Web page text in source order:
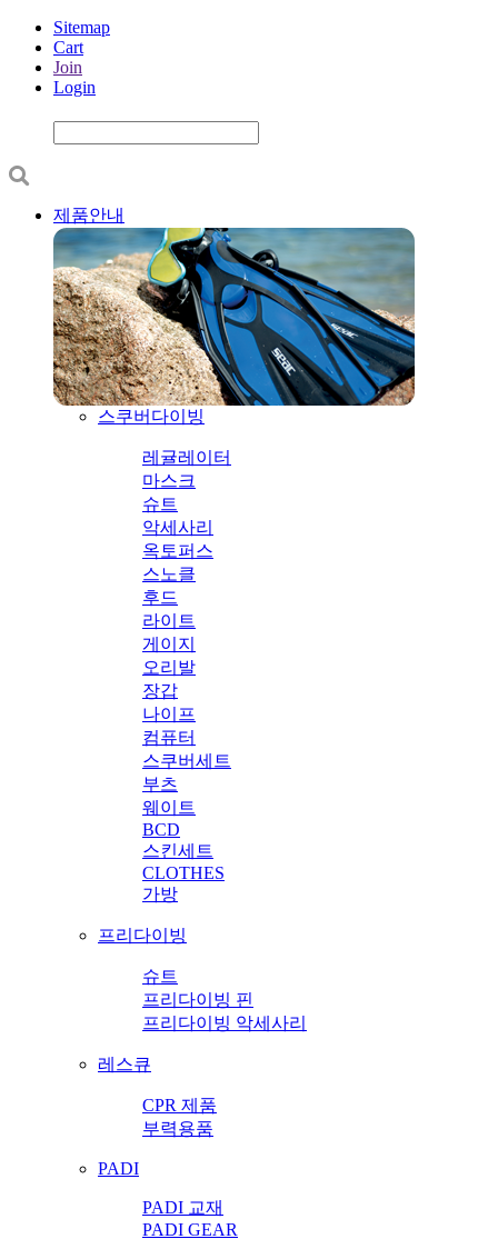
Sitemap
Cart
Join
Login
제품안내
스쿠버다이빙
레귤레이터
마스크
슈트
악세사리
옥토퍼스
스노클
후드
라이트
게이지
오리발
장갑
나이프
컴퓨터
스쿠버세트
부츠
웨이트
BCD
스킨세트
CLOTHES
가방
프리다이빙
슈트
프리다이빙 핀
프리다이빙 악세사리
레스큐
CPR 제품
부력용품
PADI
PADI 교재
PADI GEAR